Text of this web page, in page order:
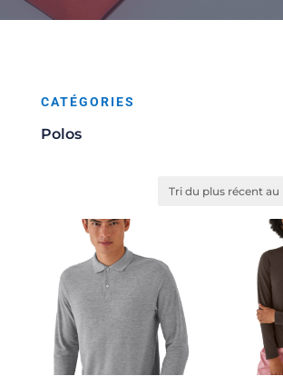
CATÉGORIES
Polos